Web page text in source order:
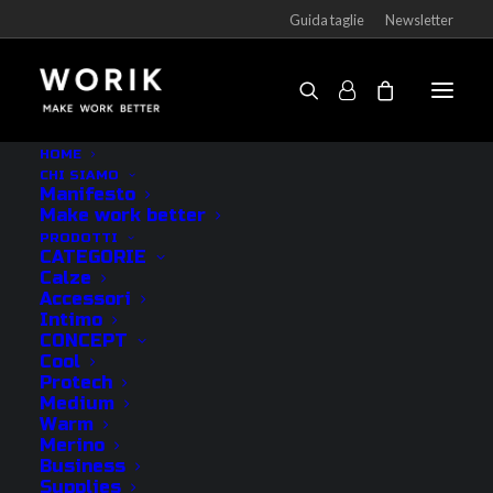
Guida taglie Newsletter
HOME
CHI SIAMO
Manifesto
Make work better
PRODOTTI
CATEGORIE
Calze
Accessori
Intimo
CONCEPT
Cool
Protech
Medium
Warm
Merino
Business
Supplies
CATEGORIE
Outlet
Calze
Intimo
Accessori
Vedi tutti
CONCEPT